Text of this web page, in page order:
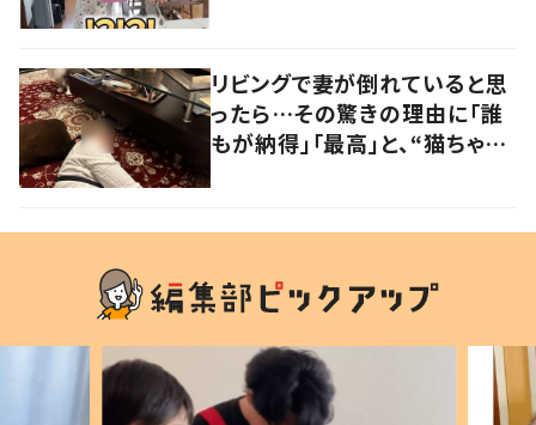
リビングで妻が倒れていると思
ったら…その驚きの理由に「誰
もが納得」「最高」と、“猫ちゃん